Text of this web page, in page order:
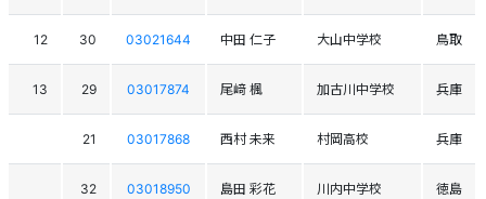
12 30 03021644 中田 仁子 大山中学校 鳥取
13 29 03017874 尾﨑 楓 加古川中学校 兵庫
21 03017868 西村 未来 村岡高校 兵庫
32 03018950 島田 彩花 川内中学校 徳島